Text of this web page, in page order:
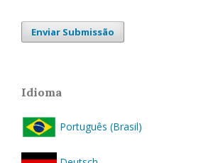
Enviar Submissão
Idioma
Português (Brasil)